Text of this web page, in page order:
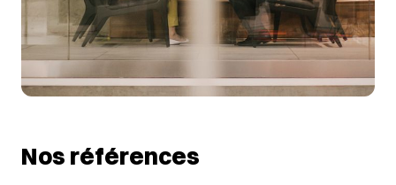
Nos références